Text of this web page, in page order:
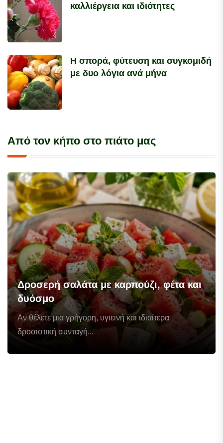
καλλιέργεια και ιδιότητες
Η σπορά, φύτευση και συγκομιδή
με δυο λόγια ανά μήνα
Από τον κήπο στο πιάτο μας
Δροσερή σαλάτα με καρπούζι, φέτα και
δυόσμο
Αν θέλετε μια γρήγορη, υγιεινή και ιδιαίτερα
δροσιστική συνταγή...